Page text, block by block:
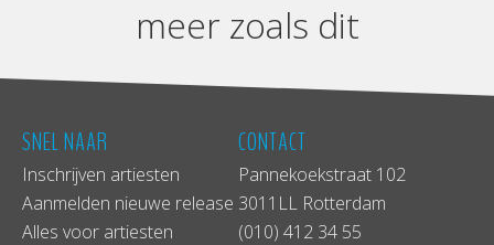
meer zoals dit
SNEL NAAR
Inschrijven artiesten
Aanmelden nieuwe release
Alles voor artiesten
CONTACT
Pannekoekstraat 102
3011LL Rotterdam
(010) 412 34 55